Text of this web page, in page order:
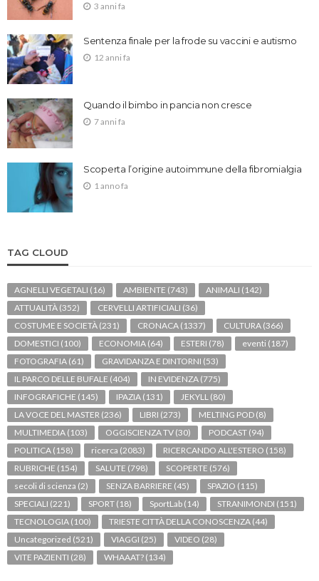
3 anni fa
Sentenza finale per la frode su vaccini e autismo
12 anni fa
Quando il bimbo in pancia non cresce
7 anni fa
Scoperta l’origine autoimmune della fibromialgia
1 anno fa
TAG CLOUD
AGNELLI VEGETALI (16) AMBIENTE (743) ANIMALI (142)
ATTUALITÀ (352) CERVELLI ARTIFICIALI (36)
COSTUME E SOCIETÀ (231) CRONACA (1337) CULTURA (366)
DOMESTICI (100) ECONOMIA (64) ESTERI (78) eventi (187)
FOTOGRAFIA (61) GRAVIDANZA E DINTORNI (53)
IL PARCO DELLE BUFALE (404) IN EVIDENZA (775)
INFOGRAFICHE (145) IPAZIA (131) JEKYLL (80)
LA VOCE DEL MASTER (236) LIBRI (273) MELTING POD (8)
MULTIMEDIA (103) OGGISCIENZA TV (30) PODCAST (94)
POLITICA (158) ricerca (2083) RICERCANDO ALL'ESTERO (158)
RUBRICHE (154) SALUTE (798) SCOPERTE (576)
secoli di scienza (2) SENZA BARRIERE (45) SPAZIO (115)
SPECIALI (221) SPORT (18) SportLab (14) STRANIMONDI (151)
TECNOLOGIA (100) TRIESTE CITTÀ DELLA CONOSCENZA (44)
Uncategorized (521) VIAGGI (25) VIDEO (28)
VITE PAZIENTI (28) WHAAAT? (134)